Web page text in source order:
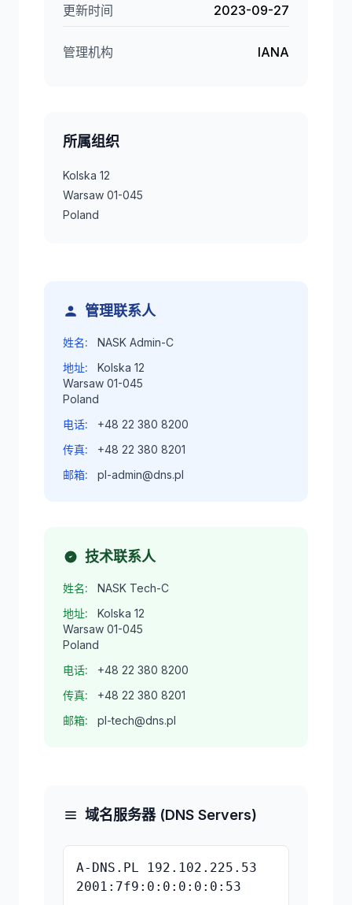
更新时间 2023-09-27
管理机构 IANA
所属组织
Kolska 12
Warsaw 01-045
Poland
管理联系人
姓名:
NASK Admin-C
地址:
Kolska 12
Warsaw 01-045
Poland
电话:
+48 22 380 8200
传真:
+48 22 380 8201
邮箱:
pl-admin@dns.pl
技术联系人
姓名:
NASK Tech-C
地址:
Kolska 12
Warsaw 01-045
Poland
电话:
+48 22 380 8200
传真:
+48 22 380 8201
邮箱:
pl-tech@dns.pl
域名服务器 (DNS Servers)
A-DNS.PL 192.102.225.53
2001:7f9:0:0:0:0:0:53